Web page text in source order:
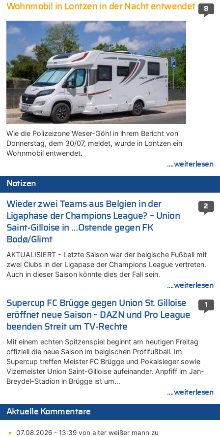
8
Wohnmobil in Lontzen in der Nacht entwendet
Wie die Polizeizone Weser-Göhl in ihrem Bericht von
Donnerstag, dem 30/07, meldet, wurde in Lontzen ein
Wohnmobil entwendet.
....weiterlesen
Notizen
2
Wieder zwei Teams aus Belgien in der
Ligaphase der Champions League? – Union
Saint-Gilloise in …Ostende gegen FK
Bodø/Glimt
AKTUALISIERT - Letzte Saison war der belgische Fußball mit
zwei Clubs in der Ligapase der Champions League vertreten.
Auch in dieser Saison könnte dies der Fall sein.
....weiterlesen
1
Supercup FC Brügge gegen Union St. Gilloise
eröffnet neue Saison – DAZN und Pro League
beenden Streit um TV-Rechte
Mit einem echten Spitzenspiel beginnt am heutigen Freitag
offiziell die neue Saison im belgischen Profifußball. Im
Supercup treffen Meister FC Brügge und Pokalsieger sowie
Vizemeister Union Saint-Gilloise aufeinander. Anpfiff im Jan-
Breydel-Stadion in Brügge ist um…
....weiterlesen
Aktuelle Kommentare
07.08.2026 - 13:39 von alter weißer mann zu